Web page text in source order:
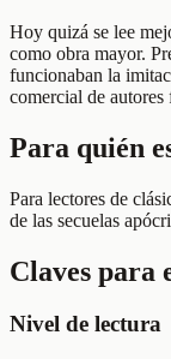
Hoy quizá se lee
como obra mayor.
funcionaban la
comercial de
Para quién
Para lectores de
de las secuelas
Claves para
Nivel de lectura